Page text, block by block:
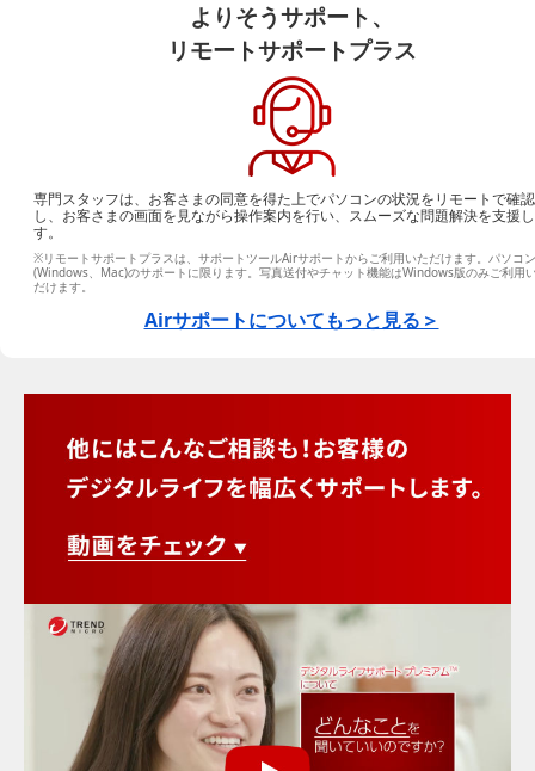
よりそうサポート、
リモートサポートプラス
専門スタッフは、お客さまの同意を得た上でパソコンの状況をリモートで確認
し、お客さまの画面を見ながら操作案内を行い、スムーズな問題解決を支援
す。
※リモートサポートプラスは、サポートツールAirサポートからご利用いただけます。パソコン
(Windows、Mac)のサポートに限ります。写真送付やチャット機能はWindows版のみご利用
だけます。
Airサポートについてもっと見る＞